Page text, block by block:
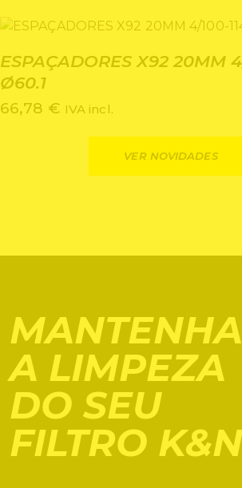
ESPAÇADORES X92 20MM
Ø60.1
66,78 € IVA incl.
VER NOVIDADES
MANTENHA
A LIMPEZA
DO SEU
FILTRO K&N